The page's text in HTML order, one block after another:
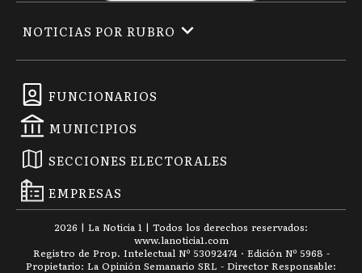
FUNCIONARIOS
MUNICIPIOS
SECCIONES ELECTORALES
EMPRESAS
NOTICIAS POR RUBRO
2026 | La Noticia 1 | Todos los derechos reservados:
www.lanoticia1.com
Registro de Prop. Intelectual Nº 53092474 · Edición Nº 5968 -
Propietario: La Opinión Semanario SRL - Director Responsable: